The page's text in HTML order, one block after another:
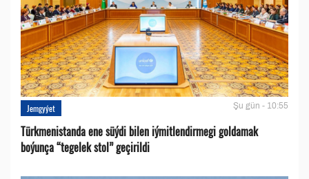
Jemgyýet Şu gün - 10:55
Türkmenistanda ene süýdi bilen iýmitlendirmegi goldamak
boýunça “tegelek stol” geçirildi